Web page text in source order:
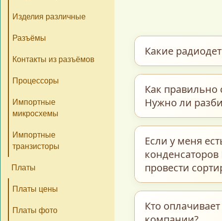
Какие
керамические и
интегральные
и многие другие
бывшие в работе.
Как правильно
Нужно ли
предварительно
полном
Если у меня
провести
Кто
Изделия различные
Разъёмы
Контакты из разъёмов
Процессоры
Импортные
микросхемы
Импортные
транзисторы
Платы
Платы цены
Платы фото